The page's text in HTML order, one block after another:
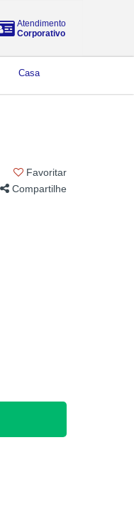
Atendimento
Corporativo
Casa
Favoritar
Compartilhe